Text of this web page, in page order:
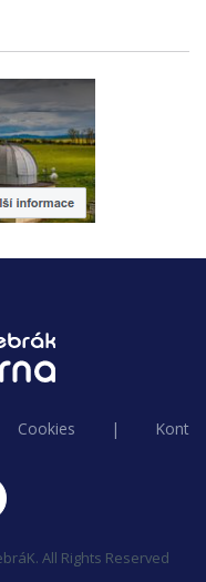
Cookies |
All Rights Reserved